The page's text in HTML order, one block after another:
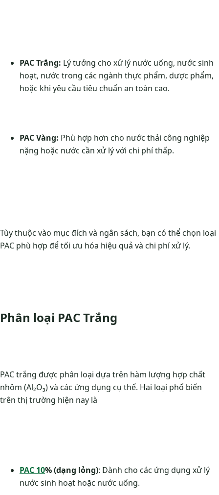
PAC Trắng: Lý tưởng cho xử lý nước uống, nước sinh
hoạt, nước trong các ngành thực phẩm, dược phẩm,
hoặc khi yêu cầu tiêu chuẩn an toàn cao.
PAC Vàng: Phù hợp hơn cho nước thải công nghiệp
nặng hoặc nước cần xử lý với chi phí thấp.
Tùy thuộc vào mục đích và ngân sách, bạn có thể chọn loại
PAC phù hợp để tối ưu hóa hiệu quả và chi phí xử lý.
Phân loại PAC Trắng
PAC trắng được phân loại dựa trên hàm lượng hợp chất
nhôm (Al₂O₃) và các ứng dụng cụ thể. Hai loại phổ biến
trên thị trường hiện nay là
PAC 10% (dạng lỏng): Dành cho các ứng dụng xử lý
nước sinh hoạt hoặc nước uống​.